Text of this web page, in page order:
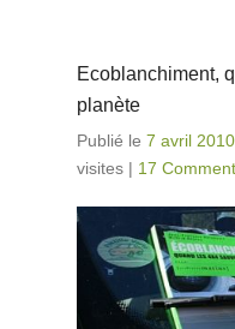
Ecoblanchiment,
planète
Publié le 7 avril 2010
visites | 17